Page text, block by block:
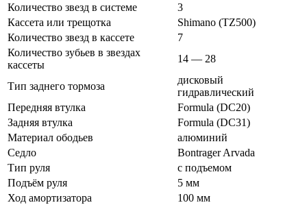
Количество звезд в системе
3
Кассета или трещотка
Shimano (TZ500)
Количество звезд в кассете
7
Количество зубьев в звездах
кассеты
14 — 28
Тип заднего тормоза
дисковый
гидравлический
Передняя втулка
Formula (DC20)
Задняя втулка
Formula (DC31)
Материал ободьев
алюминий
Седло
Bontrager Arvada
Тип руля
с подъемом
Подъём руля
5 мм
Ход амортизатора
100 мм